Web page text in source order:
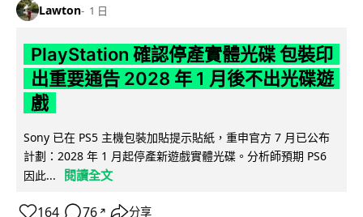
Lawton 1 日
PlayStation 確認停產實體光碟 包裝印
出重要通告 2028 年 1 月後不出光碟遊
戲
Sony 已在 PS5 主機包裝加貼提示貼紙，重申官方 7 月已公布
計劃：2028 年 1 月起停產新遊戲實體光碟。分析師預期 PS6
因此...
閱讀全文
164 76 ↗ 分享